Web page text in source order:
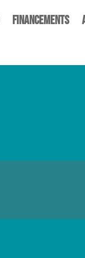
Financements